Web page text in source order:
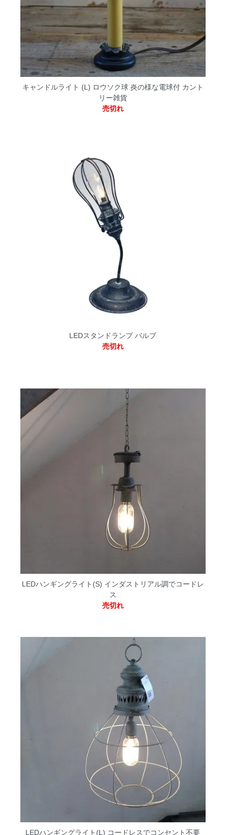
キャンドルライト (L) ロウソク球 炎の様な電球付 カント
リー雑貨
売切れ
LEDスタンドランプ バルブ
売切れ
LEDハンギングライト(S) インダストリアル調でコードレ
ス
売切れ
LEDハンギングライト(L) コードレスでコンセント不要